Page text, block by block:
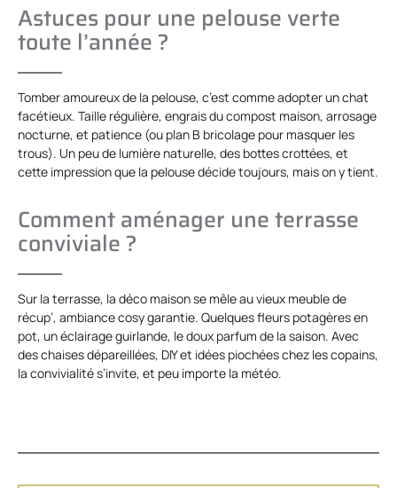
Astuces pour une pelouse verte
toute l’année ?
Tomber amoureux de la pelouse, c’est comme adopter un chat
facétieux. Taille régulière, engrais du compost maison, arrosage
nocturne, et patience (ou plan B bricolage pour masquer les
trous). Un peu de lumière naturelle, des bottes crottées, et
cette impression que la pelouse décide toujours, mais on y tient.
Comment aménager une terrasse
conviviale ?
Sur la terrasse, la déco maison se mêle au vieux meuble de
récup’, ambiance cosy garantie. Quelques fleurs potagères en
pot, un éclairage guirlande, le doux parfum de la saison. Avec
des chaises dépareillées, DIY et idées piochées chez les copains,
la convivialité s’invite, et peu importe la météo.